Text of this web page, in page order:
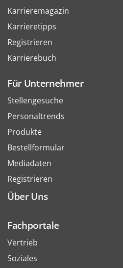
Karrieremagazin
Karrieretipps
Registrieren
Karrierebuch
Für Unternehmer
Stellengesuche
Personaltrends
Produkte
Bestellformular
Mediadaten
Registrieren
Über Uns
Fachportale
Vertrieb
Soziales